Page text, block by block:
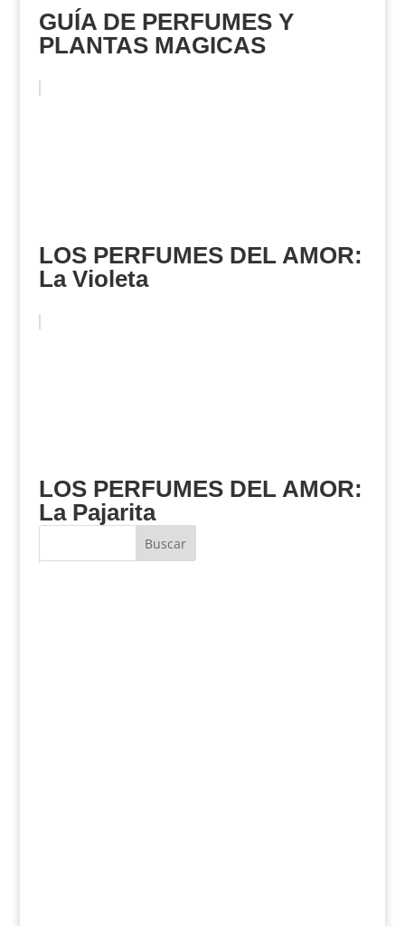
GUÍA DE PERFUMES Y
PLANTAS MAGICAS
LOS PERFUMES DEL AMOR:
La Violeta
LOS PERFUMES DEL AMOR:
La Pajarita
Buscar